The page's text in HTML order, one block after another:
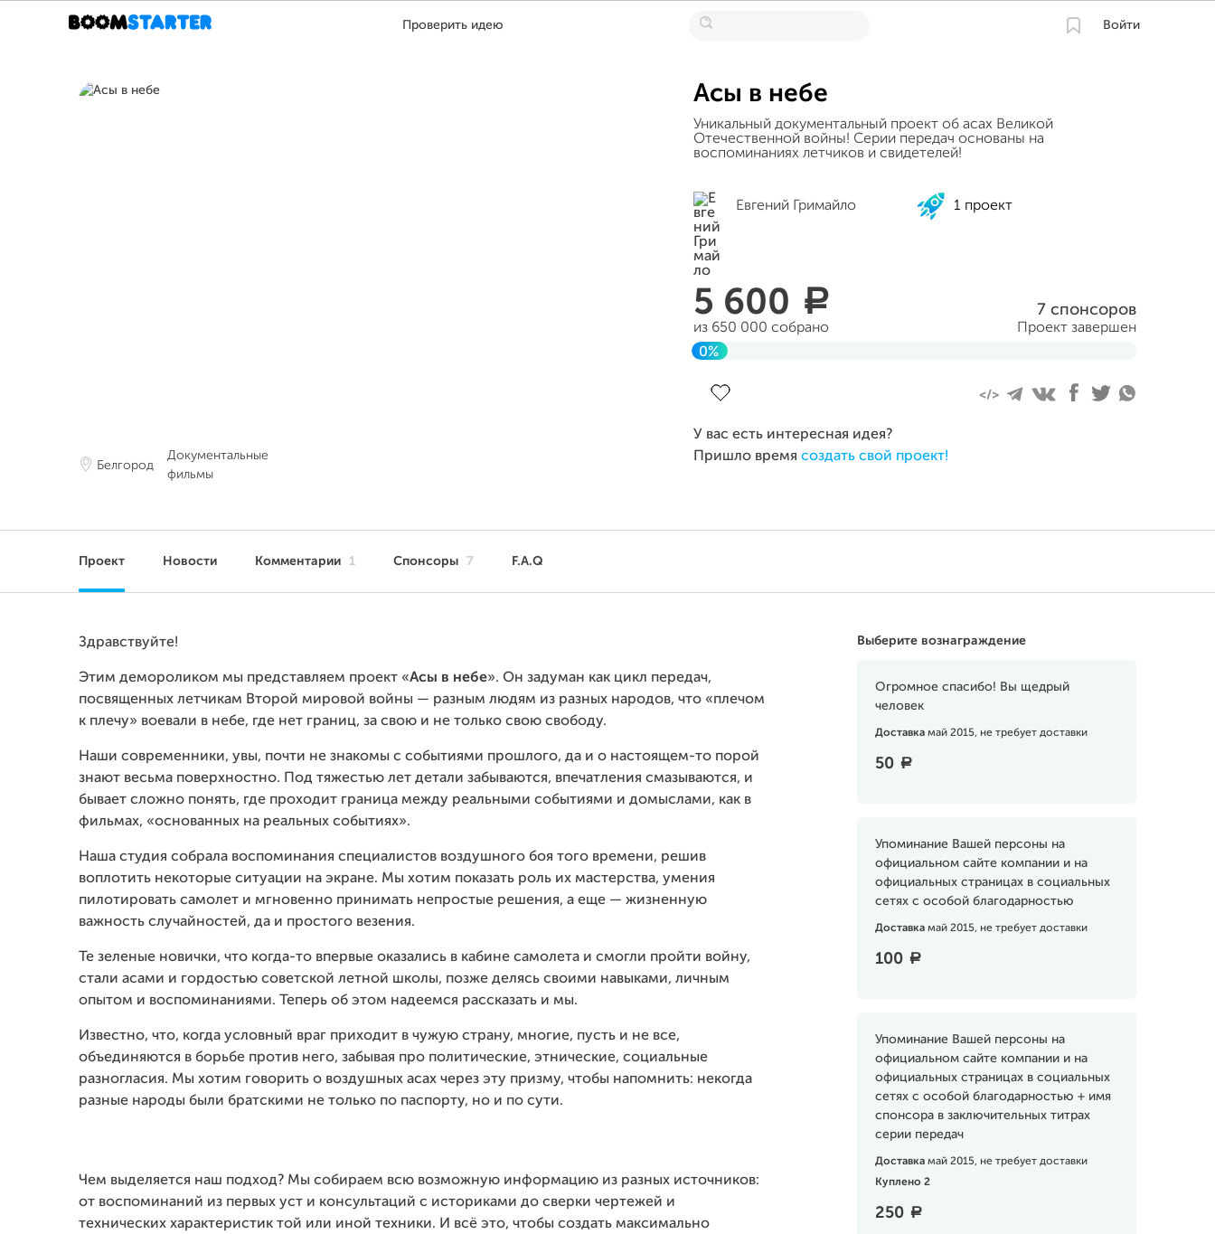
Проверить идею Войти
Белгород
Документальные
фильмы
Асы в небе
Уникальный документальный проект об асах Великой
Отечественной войны! Серии передач основаны на
воспоминаниях летчиков и свидетелей!
Евгений Гримайло 1 проект
5 600 a
из 650 000 собрано
7 спонсоров
Проект завершен
0%
У вас есть интересная идея?
Пришло время создать свой проект!
Проект Новости Комментарии 1 Спонсоры 7 F.A.Q
Выберите вознаграждение
Огромное спасибо! Вы щедрый
человек
Доставка май 2015, не требует доставки
50 a
Упоминание Вашей персоны на
официальном сайте компании и на
официальных страницах в социальных
сетях с особой благодарностью
Доставка май 2015, не требует доставки
100 a
Упоминание Вашей персоны на
официальном сайте компании и на
официальных страницах в социальных
сетях с особой благодарностью + имя
спонсора в заключительных титрах
серии передач
Доставка май 2015, не требует доставки
Куплено 2
250 a
Здравствуйте!
Этим демороликом мы представляем проект «Асы в небе». Он задуман как цикл передач,
посвященных летчикам Второй мировой войны — разным людям из разных народов, что «плечом
к плечу» воевали в небе, где нет границ, за свою и не только свою свободу.
Наши современники, увы, почти не знакомы с событиями прошлого, да и о настоящем-то порой
знают весьма поверхностно. Под тяжестью лет детали забываются, впечатления смазываются, и
бывает сложно понять, где проходит граница между реальными событиями и домыслами, как в
фильмах, «основанных на реальных событиях».
Наша студия собрала воспоминания специалистов воздушного боя того времени, решив
воплотить некоторые ситуации на экране. Мы хотим показать роль их мастерства, умения
пилотировать самолет и мгновенно принимать непростые решения, а еще — жизненную
важность случайностей, да и простого везения.
Те зеленые новички, что когда-то впервые оказались в кабине самолета и смогли пройти войну,
стали асами и гордостью советской летной школы, позже делясь своими навыками, личным
опытом и воспоминаниями. Теперь об этом надеемся рассказать и мы.
Известно, что, когда условный враг приходит в чужую страну, многие, пусть и не все,
объединяются в борьбе против него, забывая про политические, этнические, социальные
разногласия. Мы хотим говорить о воздушных асах через эту призму, чтобы напомнить: некогда
разные народы были братскими не только по паспорту, но и по сути.
Чем выделяется наш подход? Мы собираем всю возможную информацию из разных источников:
от воспоминаний из первых уст и консультаций с историками до сверки чертежей и
технических характеристик той или иной техники. И всё это, чтобы создать максимально